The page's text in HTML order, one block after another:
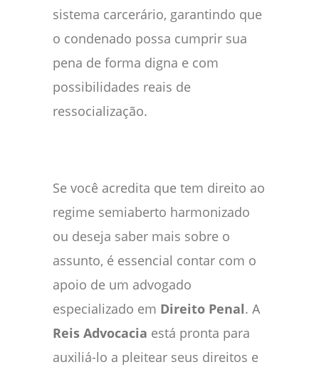
sistema carcerário, garantindo que
o condenado possa cumprir sua
pena de forma digna e com
possibilidades reais de
ressocialização.
Se você acredita que tem direito ao
regime semiaberto harmonizado
ou deseja saber mais sobre o
assunto, é essencial contar com o
apoio de um advogado
especializado em Direito Penal. A
Reis Advocacia está pronta para
auxiliá-lo a pleitear seus direitos e